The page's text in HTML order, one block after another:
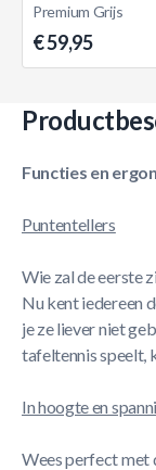
Premium Grijs
€ 59,95
Functies en
Puntentellers
Wie zal de eerste
Nu kent iedereen
je ze liever niet
tafeltennis speelt,
In hoogte en
Wees perfect met